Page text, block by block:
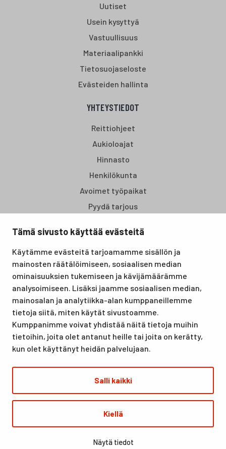
Tämä sivusto käyttää evästeitä
Käytämme evästeitä tarjoamamme sisällön ja
mainosten räätälöimiseen, sosiaalisen median
ominaisuuksien tukemiseen ja kävijämäärämme
analysoimiseen. Lisäksi jaamme sosiaalisen median,
mainosalan ja analytiikka-alan kumppaneillemme
tietoja siitä, miten käytät sivustoamme.
Kumppanimme voivat yhdistää näitä tietoja muihin
tietoihin, joita olet antanut heille tai joita on kerätty,
kun olet käyttänyt heidän palvelujaan.
Salli kaikki
Kiellä
Näytä tiedot
Uutiset
Usein kysyttyä
Vastuullisuus
Materiaalipankki
Tietosuojaseloste
Evästeiden hallinta
YHTEYSTIEDOT
Reittiohjeet
Aukioloajat
Hinnasto
Henkilökunta
Avoimet työpaikat
Pyydä tarjous
koulutus- ja vapaa-ajan keskus, joka tarjoaa puitteet niin
lomille, harrastuksille kuin kansainvälisen tason
urheilutapahtumillekin. Santasport on myös virallinen
olympiavalmennuskeskus lumi- ja jääurheilulajeissa sekä
taitovalmennuksessa.